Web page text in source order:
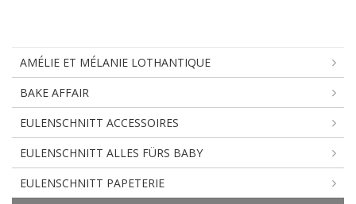
AMÉLIE ET MÉLANIE LOTHANTIQUE
BAKE AFFAIR
EULENSCHNITT ACCESSOIRES
EULENSCHNITT ALLES FÜRS BABY
EULENSCHNITT PAPETERIE